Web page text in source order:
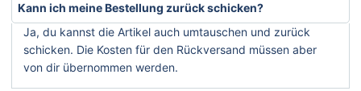
Kann ich meine Bestellung zurück schicken?
Ja, du kannst die Artikel auch umtauschen und zurück
schicken. Die Kosten für den Rückversand müssen aber
von dir übernommen werden.